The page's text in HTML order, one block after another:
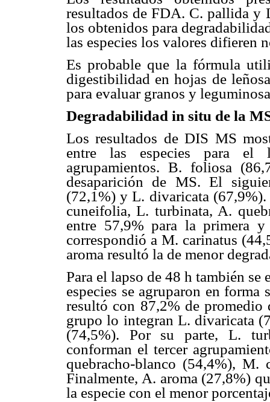
resultados de FDA. C. pallida y
los obtenidos para
las especies los valores difieren
Es probable que la fórmula
digestibilidad en hojas de
para evaluar granos y
Degradabilidad in situ de la
Los resultados de DIS MS
entre las especies para el
agrupamientos. B. foliosa
desaparición de MS. El
(72,1%) y L. divaricata
cuneifolia, L. turbinata, A.
entre 57,9% para la primera
correspondió a M. carinatus
aroma resultó la de menor
Para el lapso de 48 h también
especies se agruparon en
resultó con 87,2% de promedio
grupo lo integran L. divaricata
(74,5%). Por su parte, L.
conforman el tercer
quebracho-blanco (54,4%), M.
Finalmente, A. aroma (27,8%)
la especie con el menor